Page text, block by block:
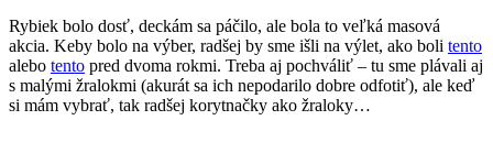
Rybiek bolo dosť, deckám sa páčilo, ale bola to veľká masová
akcia. Keby bolo na výber, radšej by sme išli na výlet, ako boli tento
alebo tento pred dvoma rokmi. Treba aj pochváliť – tu sme plávali aj
s malými žralokmi (akurát sa ich nepodarilo dobre odfotiť), ale keď
si mám vybrať, tak radšej korytnačky ako žraloky…